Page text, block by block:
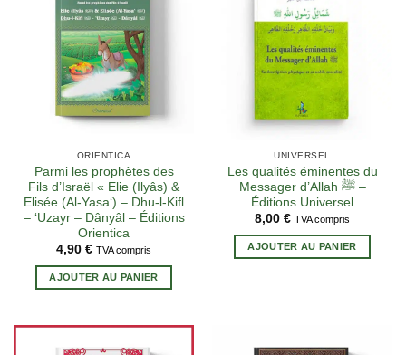
ORIENTICA
Parmi les prophètes des
Fils d’Israël « Elie (Ilyâs) &
Elisée (Al-Yasa‘) – Dhu-l-Kifl
– ‘Uzayr – Dânyâl – Éditions
Orientica
4,90 € TVA compris
AJOUTER AU PANIER
UNIVERSEL
Les qualités éminentes du
Messager d’Allah ﷺ –
Éditions Universel
8,00 € TVA compris
AJOUTER AU PANIER